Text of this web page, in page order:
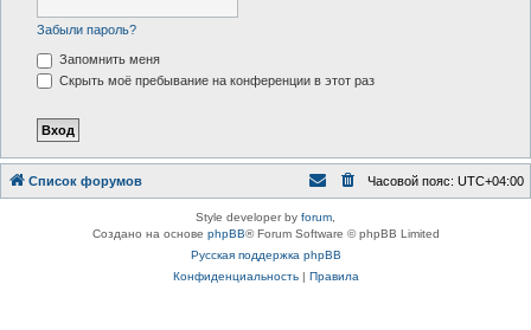
Забыли пароль?
Запомнить меня
Скрыть моё пребывание на конференции в этот раз
Список форумов Часовой пояс: UTC+04:00
Style developer by forum,
Создано на основе phpBB® Forum Software © phpBB Limited
Русская поддержка phpBB
Конфиденциальность| Правила